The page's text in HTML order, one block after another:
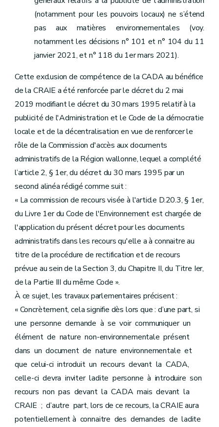
(notamment pour les pouvoirs locaux) ne s’étend
pas aux matières environnementales (voy.
notamment les décisions n° 101 et n° 104 du 11
janvier 2021, et n° 118 du 1er mars 2021).
Cette exclusion de compétence de la CADA au bénéfice
de la CRAIE a été renforcée par le décret du 2 mai
2019 modifiant le décret du 30 mars 1995 relatif à la
publicité de l'Administration et le Code de la démocratie
locale et de la décentralisation en vue de renforcer le
rôle de la Commission d'accès aux documents
administratifs de la Région wallonne, lequel a complété
l’article 2, § 1er, du décret du 30 mars 1995 par un
second alinéa rédigé comme suit :
« La commission de recours visée à l'article D.20.3, § 1er,
du Livre 1er du Code de l'Environnement est chargée de
l'application du présent décret pour les documents
administratifs dans les recours qu'elle a à connaitre au
titre de la procédure de rectification et de recours
prévue au sein de la Section 3, du Chapitre II, du Titre Ier,
de la Partie III du même Code ».
À ce sujet, les travaux parlementaires précisent :
« Concrètement, cela signifie dès lors que : d’une part, si
une personne demande à se voir communiquer un
élément de nature non-environnementale présent
dans un document de nature environnementale et
que celui-ci introduit un recours devant la CADA,
celle-ci devra inviter ladite personne à introduire son
recours non pas devant la CADA mais devant la
CRAIE ; d’autre part, lors de ce recours, la CRAIE aura
potentiellement à connaitre des demandes de ladite